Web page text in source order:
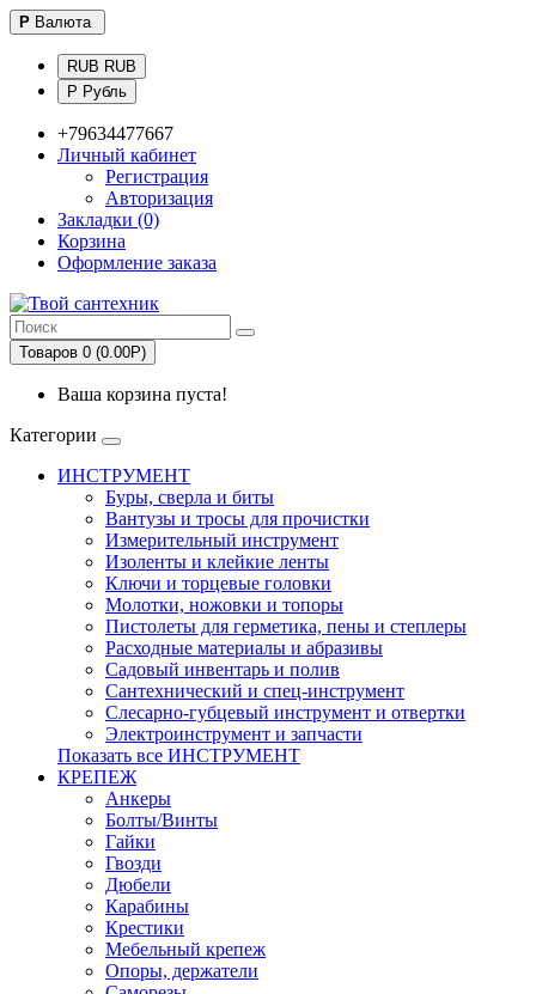
Р Валюта
RUB RUB
Р Рубль
+79634477667
Личный кабинет
Регистрация
Авторизация
Закладки (0)
Корзина
Оформление заказа
Товаров 0 (0.00Р)
Ваша корзина пуста!
Категории
ИНСТРУМЕНТ
Буры, сверла и биты
Вантузы и тросы для прочистки
Измерительный инструмент
Изоленты и клейкие ленты
Ключи и торцевые головки
Молотки, ножовки и топоры
Пистолеты для герметика, пены и степлеры
Расходные материалы и абразивы
Садовый инвентарь и полив
Сантехнический и спец-инструмент
Слесарно-губцевый инструмент и отвертки
Электроинструмент и запчасти
Показать все ИНСТРУМЕНТ
КРЕПЕЖ
Анкеры
Болты/Винты
Гайки
Гвозди
Дюбели
Карабины
Крестики
Мебельный крепеж
Опоры, держатели